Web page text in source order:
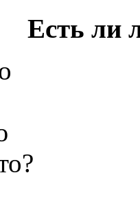
Есть ли